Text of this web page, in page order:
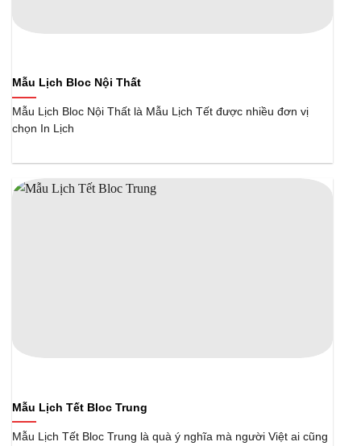
Mẫu Lịch Bloc Nội Thất
Mẫu Lịch Bloc Nội Thất là Mẫu Lịch Tết được nhiều đơn vị
chọn In Lịch
Mẫu Lịch Tết Bloc Trung
Mẫu Lịch Tết Bloc Trung là quà ý nghĩa mà người Việt ai cũng